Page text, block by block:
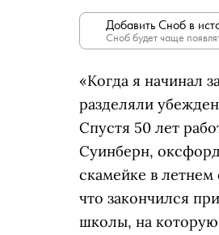
Добавить Сноб в
Сноб будет чаще
«Когда я начинал
разделяли
Cпустя 50 лет
Суинберн,
скамейке в
что закончился
школы, на которую